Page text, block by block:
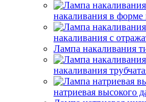
накаливания в форме
накаливания с
Лампа накаливания
накаливания
натриевая высокого